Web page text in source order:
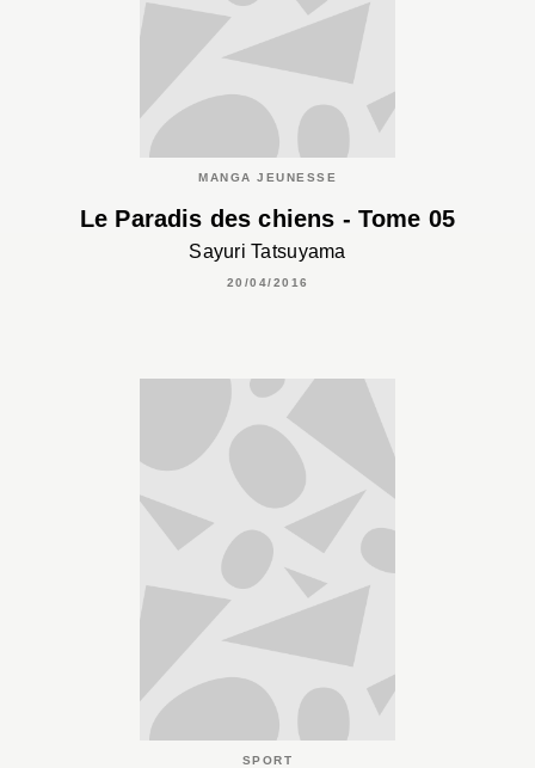
MANGA JEUNESSE
Le Paradis des chiens - Tome 05
Sayuri Tatsuyama
20/04/2016
SPORT